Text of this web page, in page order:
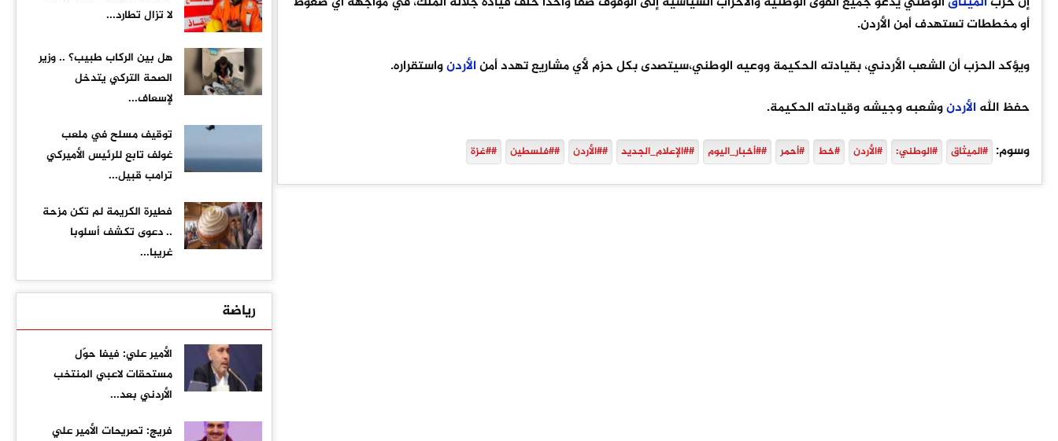
أو مخططات تستهدف أمن الأردن.
ويؤكد الحزب أن الشعب الأردني، بقيادته الحكيمة ووعيه الوطني،سيتصدى بكل حزم لأي مشاريع تهدد أمنالأردنواستقراره.
حفظ الله الأردنوشعبه وجيشه وقيادته الحكيمة.
وسوم: #الميثاق #الوطني: #الأردن #خط #أحمر ##أخبار_اليوم ##الإعلام_الجديد ##الأردن ##فلسطين ##غزة
لا تزال تطارد...
هل بين الركاب طبيب؟ .. وزير
الصحة التركي يتدخل
لإسعاف...
توقيف مسلح في ملعب
غولف تابع للرئيس الأميركي
ترامب قبيل...
فطيرة الكريمة لم تكن مزحة
.. دعوى تكشف أسلوبا
غريبا...
رياضة
الأمير علي: فيفا حوّل
مستحقات لاعبي المنتخب
الأردني بعد...
فريج: تصريحات الأمير علي